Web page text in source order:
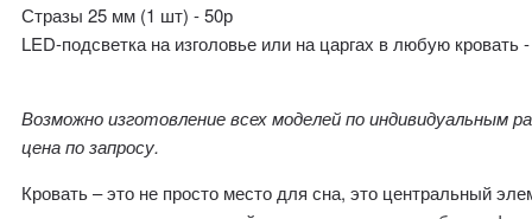
Стразы 25 мм (1 шт) - 50р
LED-подсветка на изголовье или на царгах в любую кровать
Возможно изготовление всех моделей по индивидуальным
цена по запросу.
Кровать – это не просто место для сна, это центральный